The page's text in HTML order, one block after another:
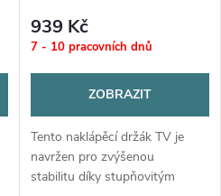
939 Kč
7 - 10 pracovních dnů
ZOBRAZIT
Tento naklápěcí držák TV je
navržen pro zvýšenou
stabilitu díky stupňovitým